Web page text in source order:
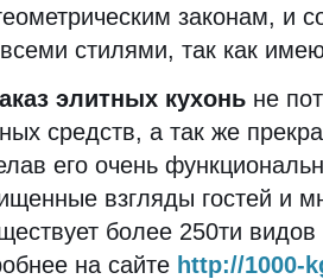
законам, и
всеми стилями, так как
элитных кухонь не
средств, а так же
его очень
взгляды гостей и
более 250ти
на сайте http://1000-